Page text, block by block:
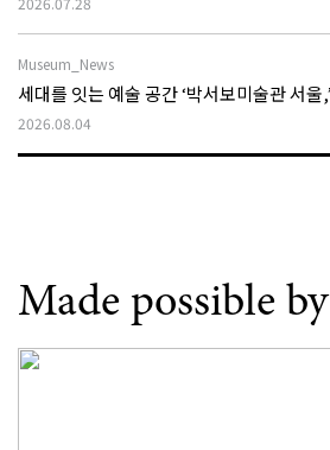
Museum_News
세대를 잇는 예술 공간 ‘박서보미술관 서울
2026.08.04
Made possible by